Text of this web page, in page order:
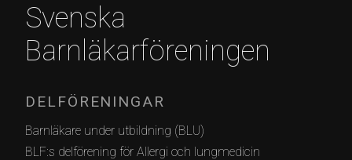
Svenska
Barnläkarföreningen
DELFÖRENINGAR
Barnläkare under utbildning (BLU)
BLF:s delförening för Allergi och lungmedicin